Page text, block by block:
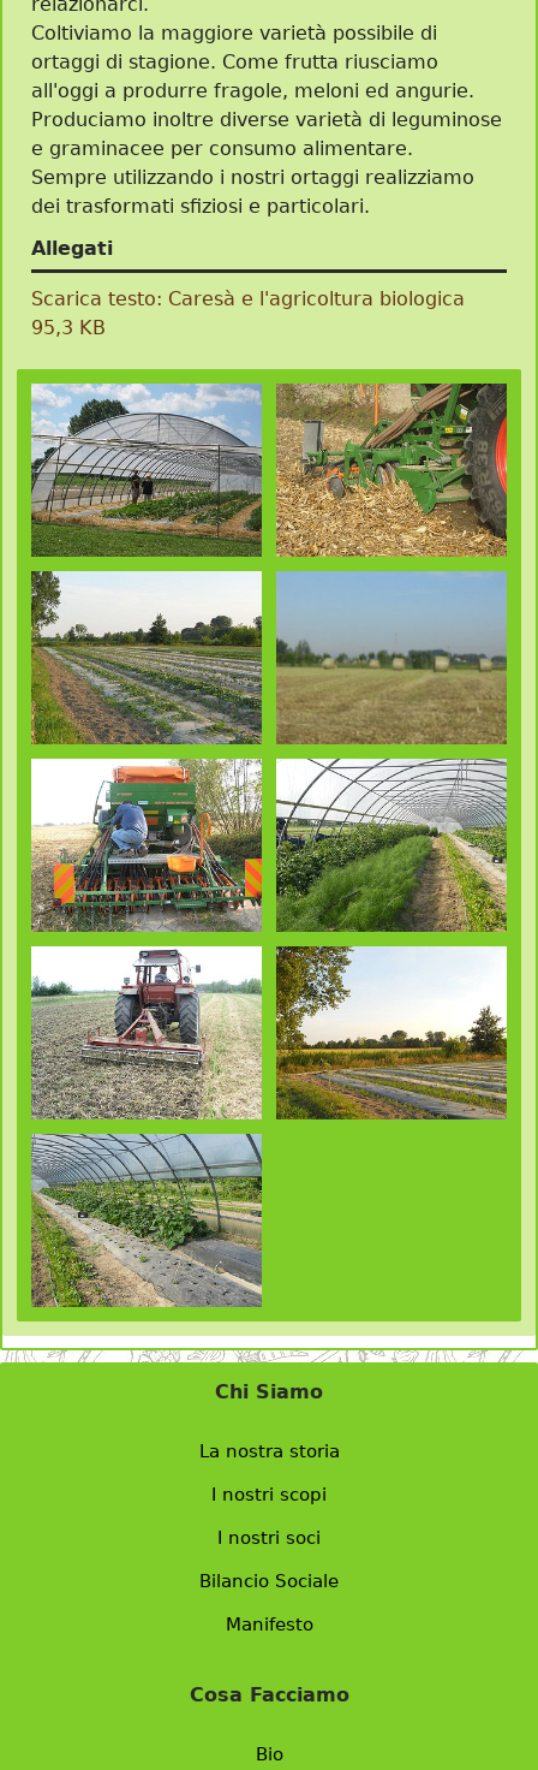
Coltiviamo la maggiore varietà possibile di
ortaggi di stagione. Come frutta riusciamo
all'oggi a produrre fragole, meloni ed angurie.
Produciamo inoltre diverse varietà di leguminose
e graminacee per consumo alimentare.
Sempre utilizzando i nostri ortaggi realizziamo
dei trasformati sfiziosi e particolari.
Allegati
Scarica testo: Caresà e l'agricoltura biologica
95,3 KB
Chi Siamo
La nostra storia
I nostri scopi
I nostri soci
Bilancio Sociale
Manifesto
Cosa Facciamo
Bio